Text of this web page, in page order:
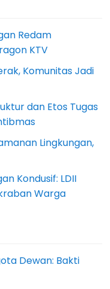
Redam
KTV
Komunitas Jadi
dan Etos Tugas
Lingkungan,
Kondusif: LDII
Warga
Dewan: Bakti